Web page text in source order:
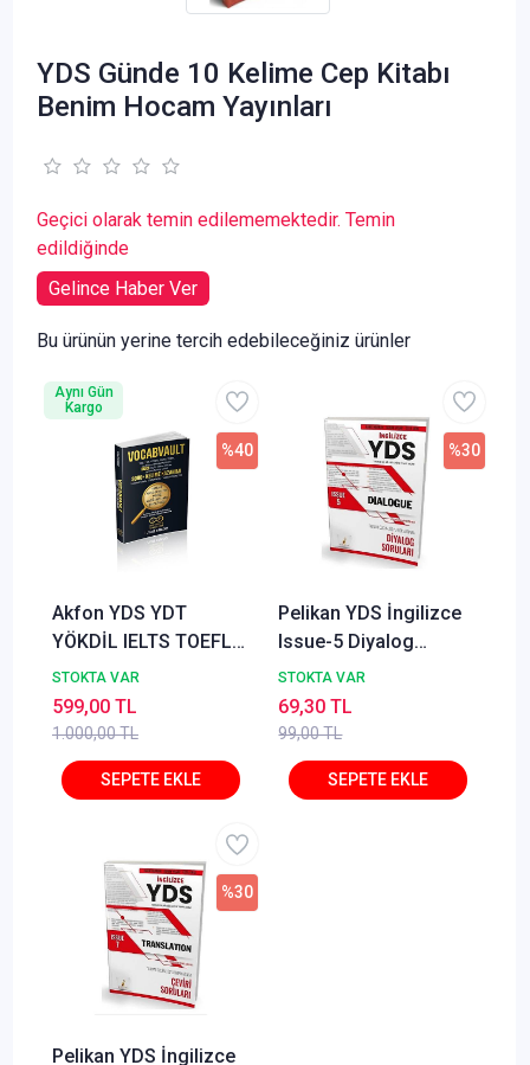
YDS Günde 10 Kelime Cep Kitabı
Benim Hocam Yayınları
Geçici olarak temin edilememektedir. Temin
edildiğinde
Gelince Haber Ver
Bu ürünün yerine tercih edebileceğiniz ürünler
Akfon YDS YDT
YÖKDİL IELTS TOEFL
VOCABVAULT 1750
Özgün Kelime Sorusu
- İlyas Ersöz
STOKTA VAR
1.000,00 TL
%40
599,00 TL
Aynı Gün
Kargo
Pelikan YDS İngilizce
Issue-5 Diyalog
Soruları Pelikan
Yayınları
STOKTA VAR
99,00 TL
%30
69,30 TL
Pelikan YDS İngilizce
%30